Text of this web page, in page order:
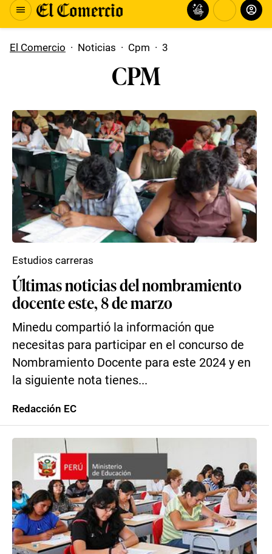
El Comercio · Noticias · Cpm · 3
CPM
Últimas noticias del nombramiento
docente este, 8 de marzo
Minedu compartió la información que
necesitas para participar en el concurso de
Nombramiento Docente para este 2024 y en
la siguiente nota tienes...
Estudios carreras
Redacción EC